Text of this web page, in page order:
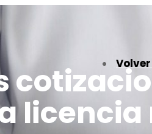
licencia